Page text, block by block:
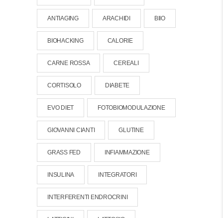
ANTIAGING ARACHIDI BIIO
BIOHACKING CALORIE
CARNE ROSSA CEREALI
CORTISOLO DIABETE
EVO DIET FOTOBIOMODULAZIONE
GIOVANNI CIANTI GLUTINE
GRASS FED INFIAMMAZIONE
INSULINA INTEGRATORI
INTERFERENTI ENDROCRINI